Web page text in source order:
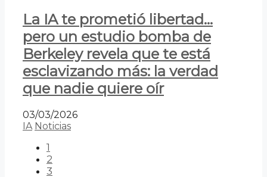
La IA te prometió libertad…
pero un estudio bomba de
Berkeley revela que te está
esclavizando más: la verdad
que nadie quiere oír
03/03/2026
IA Noticias
1
2
3